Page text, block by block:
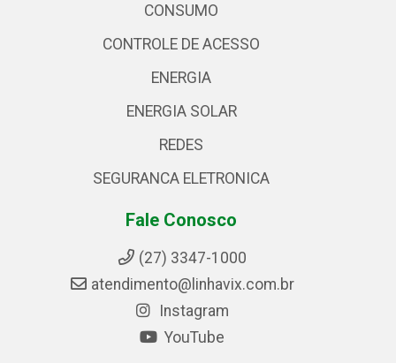
CONSUMO
CONTROLE DE ACESSO
ENERGIA
ENERGIA SOLAR
REDES
SEGURANCA ELETRONICA
Fale Conosco
(27) 3347-1000
atendimento@linhavix.com.br
Instagram
YouTube